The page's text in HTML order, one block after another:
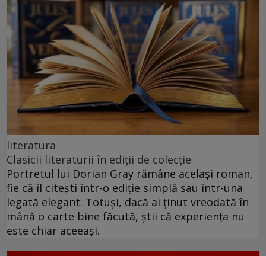
literatura
Clasicii literaturii în ediții de colecție
Portretul lui Dorian Gray rămâne același roman,
fie că îl citești într-o ediție simplă sau într-una
legată elegant. Totuși, dacă ai ținut vreodată în
mână o carte bine făcută, știi că experiența nu
este chiar aceeași.